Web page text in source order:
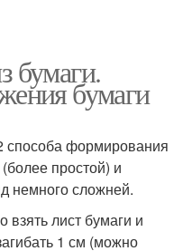
бумаги.
бумаги
способа формирования
простой) и
немного сложней.
лист бумаги и
1 см (можно